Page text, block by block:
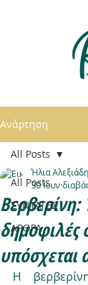
Ανάρτηση
All Posts
ΣΥΝΤΑΓΕΣ
ΑΡΘΡΑ
All Posts
Βερβερίνη:
υπόσχεται
Ήλια
30 Ιουν
H